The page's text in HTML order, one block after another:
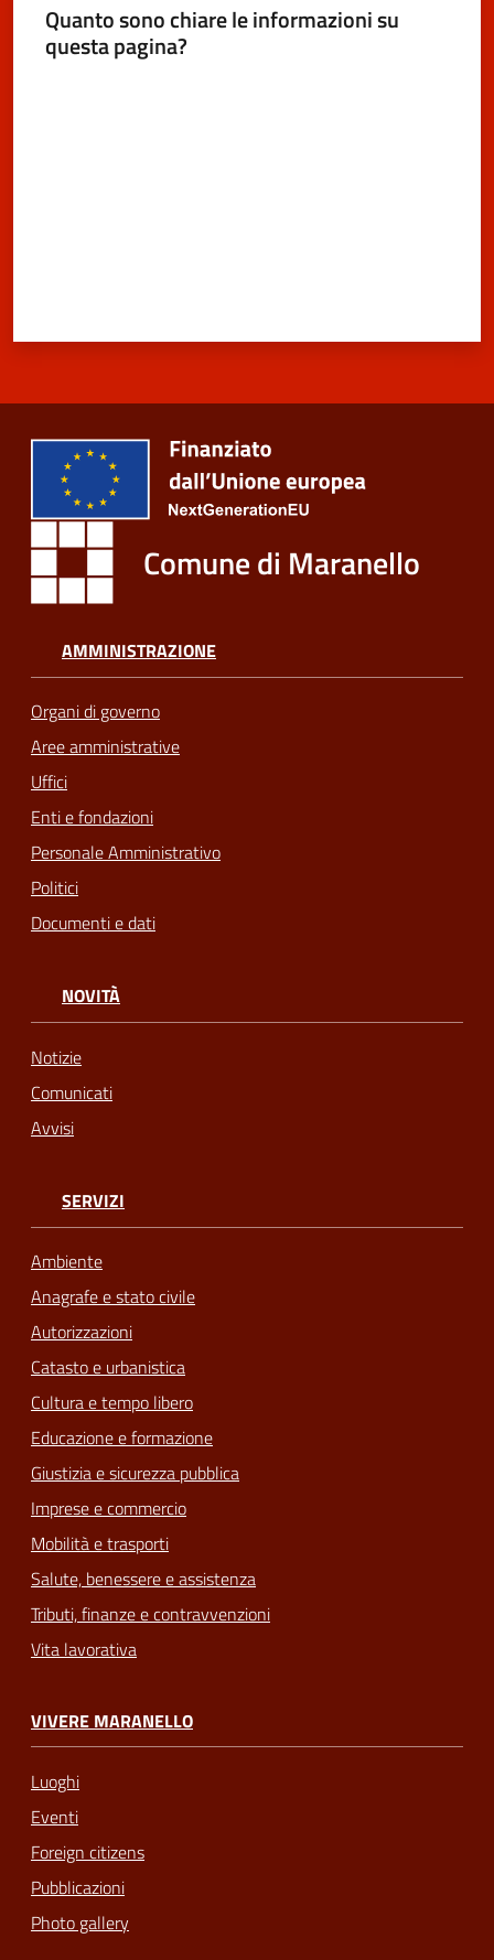
Quanto sono chiare le informazioni su
questa pagina?
Comune di Maranello
AMMINISTRAZIONE
Organi di governo
Aree amministrative
Uffici
Enti e fondazioni
Personale Amministrativo
Politici
Documenti e dati
NOVITÀ
Notizie
Comunicati
Avvisi
SERVIZI
Ambiente
Anagrafe e stato civile
Autorizzazioni
Catasto e urbanistica
Cultura e tempo libero
Educazione e formazione
Giustizia e sicurezza pubblica
Imprese e commercio
Mobilità e trasporti
Salute, benessere e assistenza
Tributi, finanze e contravvenzioni
Vita lavorativa
VIVERE MARANELLO
Luoghi
Eventi
Foreign citizens
Pubblicazioni
Photo gallery